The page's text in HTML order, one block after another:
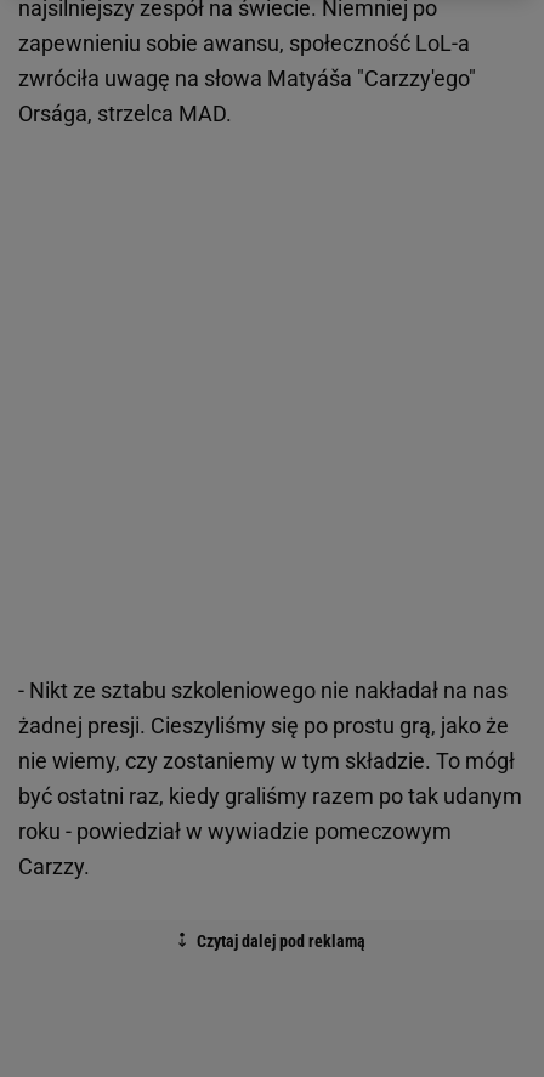
najsilniejszy zespół na świecie. Niemniej po
zapewnieniu sobie awansu, społeczność LoL-a
zwróciła uwagę na słowa Matyáša "Carzzy'ego"
Orsága, strzelca MAD.
- Nikt ze sztabu szkoleniowego nie nakładał na nas
żadnej presji. Cieszyliśmy się po prostu grą, jako że
nie wiemy, czy zostaniemy w tym składzie. To mógł
być ostatni raz, kiedy graliśmy razem po tak udanym
roku - powiedział w wywiadzie pomeczowym
Carzzy.